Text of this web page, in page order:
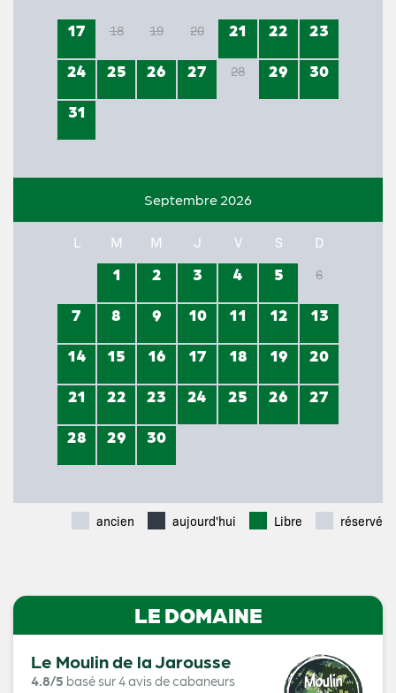
17 18 19 20 21 22
23
24
25 26 27 28 29
30
31
Septembre 2026
L M M J V S D
1 2 3 4 5 6
7 8 9 10 11 12
13
14
15 16 17 18 19
20
21
22 23 24 25 26
27
28
29 30
ancien aujourd'hui Libre réservé
LE DOMAINE
Le Moulin de la Jarousse
4.8/5 basé sur 4 avis de cabaneurs